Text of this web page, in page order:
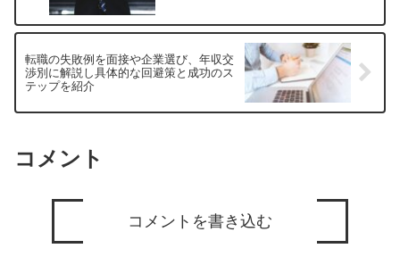
転職の失敗例を面接や企業選び、年収交
渉別に解説し具体的な回避策と成功のス
テップを紹介
コメント
コメントを書き込む